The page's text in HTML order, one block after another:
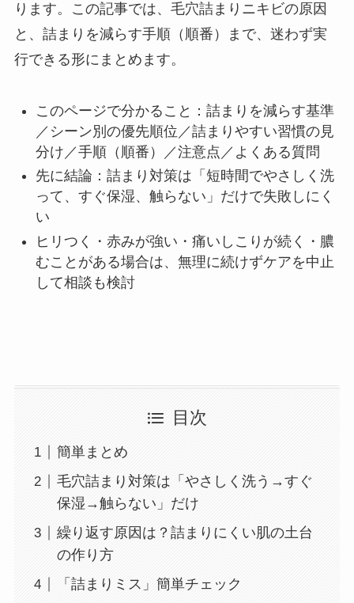
ります。この記事では、毛穴詰まりニキビの原因
と、詰まりを減らす手順（順番）まで、迷わず実
行できる形にまとめます。
このページで分かること：詰まりを減らす基準
／シーン別の優先順位／詰まりやすい習慣の見
分け／手順（順番）／注意点／よくある質問
先に結論：詰まり対策は「短時間でやさしく洗
って、すぐ保湿、触らない」だけで失敗しにく
い
ヒリつく・赤みが強い・痛いしこりが続く・膿
むことがある場合は、無理に続けずケアを中止
して相談も検討
目次
簡単まとめ
毛穴詰まり対策は「やさしく洗う→すぐ
保湿→触らない」だけ
繰り返す原因は？詰まりにくい肌の土台
の作り方
「詰まりミス」簡単チェック